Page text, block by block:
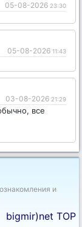
05-08-2026 23:30
05-08-2026 11:43
03-08-2026 21:29
все
и